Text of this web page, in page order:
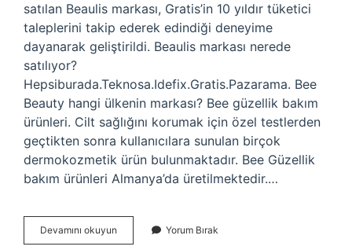
satılan Beaulis markası, Gratis’in 10 yıldır tüketici
taleplerini takip ederek edindiği deneyime
dayanarak geliştirildi. Beaulis markası nerede
satılıyor?
Hepsiburada.Teknosa.Idefix.Gratis.Pazarama. Bee
Beauty hangi ülkenin markası? Bee güzellik bakım
ürünleri. Cilt sağlığını korumak için özel testlerden
geçtikten sonra kullanıcılara sunulan birçok
dermokozmetik ürün bulunmaktadır. Bee Güzellik
bakım ürünleri Almanya’da üretilmektedir.…
Devamını okuyun
Hangi
Yorum Bırak